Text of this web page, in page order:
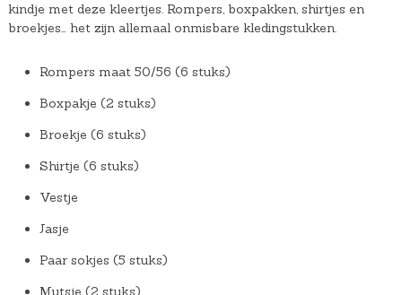
kindje met deze kleertjes. Rompers, boxpakken, shirtjes en
broekjes… het zijn allemaal onmisbare kledingstukken.
Rompers maat 50/56 (6 stuks)
Boxpakje (2 stuks)
Broekje (6 stuks)
Shirtje (6 stuks)
Vestje
Jasje
Paar sokjes (5 stuks)